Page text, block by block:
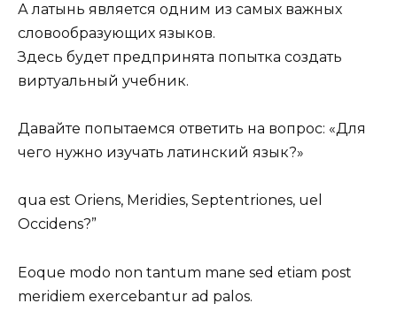
А латынь является одним из самых важных
словообразующих языков.
Здесь будет предпринята попытка создать
виртуальный учебник.
Давайте попытаемся ответить на вопрос: «Для
чего нужно изучать латинский язык?»
qua est Oriens, Meridies, Septentriones, uel
Occidens?”
Eoque modo non tantum mane sed etiam post
meridiem exercebantur ad palos.